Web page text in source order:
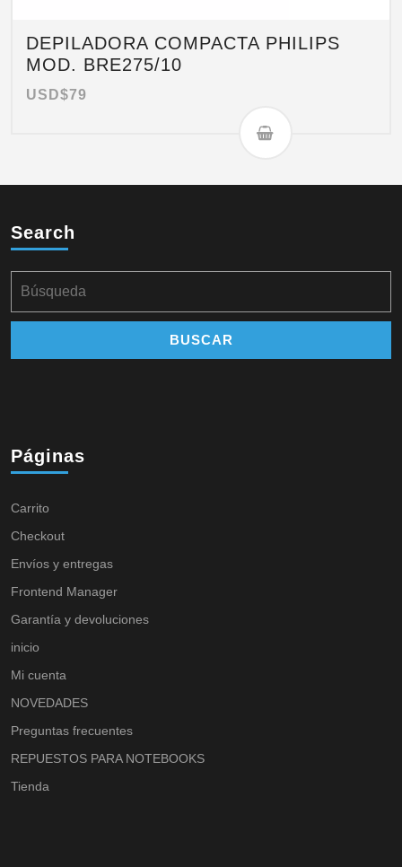
DEPILADORA COMPACTA PHILIPS
MOD. BRE275/10
USD$79
Search
Páginas
Carrito
Checkout
Envíos y entregas
Frontend Manager
Garantía y devoluciones
inicio
Mi cuenta
NOVEDADES
Preguntas frecuentes
REPUESTOS PARA NOTEBOOKS
Tienda